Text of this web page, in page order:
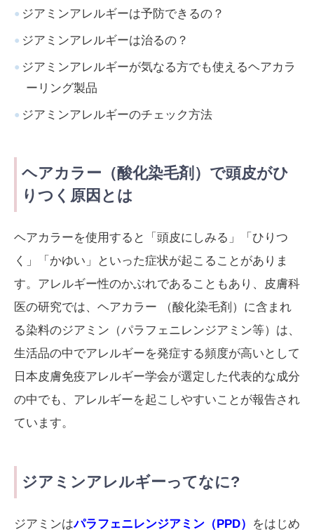
ジアミンアレルギーは予防できるの？
ジアミンアレルギーは治るの？
ジアミンアレルギーが気なる方でも使えるヘアカラ
ーリング製品
ジアミンアレルギーのチェック方法
ヘアカラー（酸化染毛剤）で頭皮がひ
りつく原因とは
ヘアカラーを使用すると「頭皮にしみる」「ひりつ
く」「かゆい」といった症状が起こることがありま
す。アレルギー性のかぶれであることもあり、皮膚科
医の研究では、ヘアカラー （酸化染毛剤）に含まれ
る染料のジアミン（パラフェニレンジアミン等）は、
生活品の中でアレルギーを発症する頻度が高いとして
日本皮膚免疫アレルギー学会が選定した代表的な成分
の中でも、アレルギーを起こしやすいことが報告され
ています。
ジアミンアレルギーってなに?
ジアミンはパラフェニレンジアミン（PPD）
をはじめ